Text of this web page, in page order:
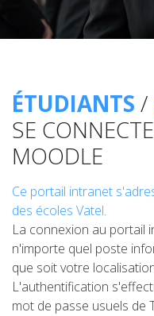
ÉTUDIANTS /
SE
MOODLE
Ce portail intranet
des écoles Vatel.
La connexion au portail
n'importe quel poste
que soit votre
L'authentification
mot de passe usuels de